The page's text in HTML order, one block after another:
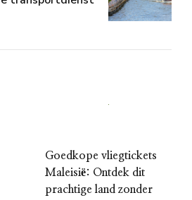
Goedkope vliegtickets
Maleisië: Ontdek dit
prachtige land zonder